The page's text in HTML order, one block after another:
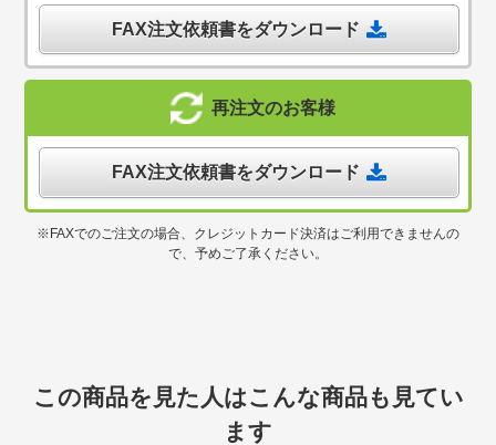
FAX注文依頼書をダウンロード
再注文のお客様
FAX注文依頼書をダウンロード
※FAXでのご注文の場合、クレジットカード決済はご利用できませんの
で、予めご了承ください。
この商品を見た人はこんな商品も見てい
ます